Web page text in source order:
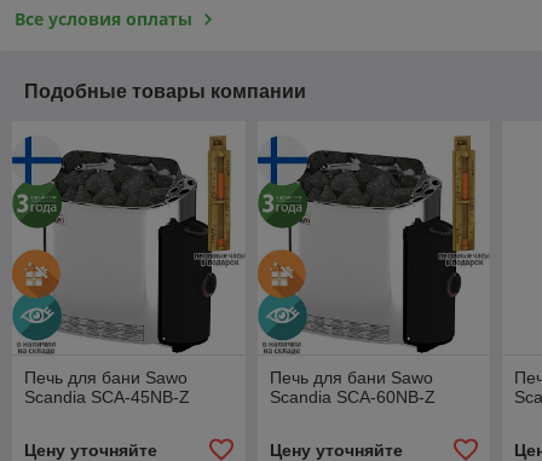
Все условия оплаты
Подобные товары компании
Печь для бани Sawo
Scandia SCA-45NB-Z
Цену уточняйте
Печь для бани Sawo
Scandia SCA-60NB-Z
Цену уточняйте